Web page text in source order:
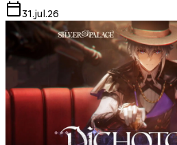
31.jul.26